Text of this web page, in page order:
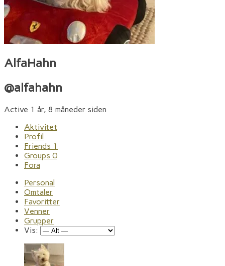
AlfaHahn
@alfahahn
Active 1 år, 8 måneder siden
Aktivitet
Profil
Friends 1
Groups 0
Fora
Personal
Omtaler
Favoritter
Venner
Grupper
Vis: